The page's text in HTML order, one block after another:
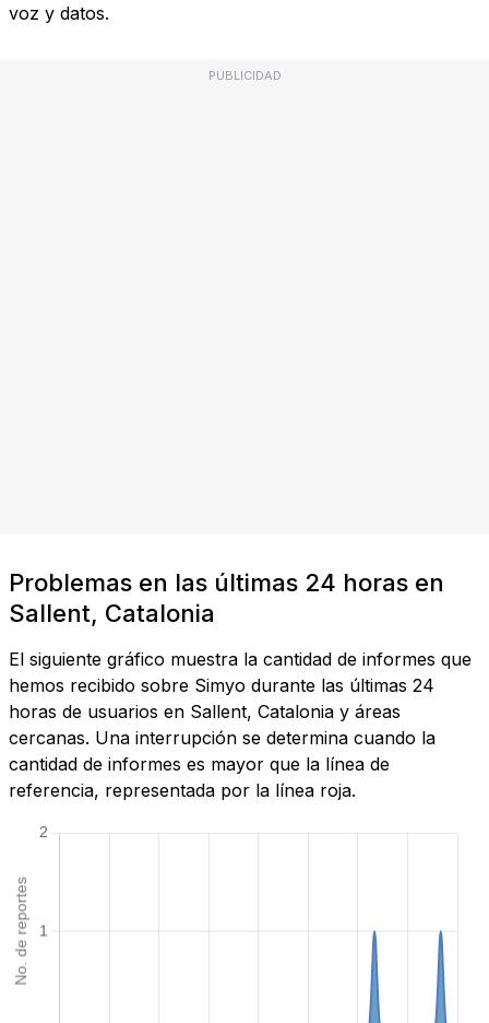
voz y datos.
PUBLICIDAD
Problemas en las últimas 24 horas en
Sallent, Catalonia
El siguiente gráfico muestra la cantidad de informes que
hemos recibido sobre Simyo durante las últimas 24
horas de usuarios en Sallent, Catalonia y áreas
cercanas. Una interrupción se determina cuando la
cantidad de informes es mayor que la línea de
referencia, representada por la línea roja.